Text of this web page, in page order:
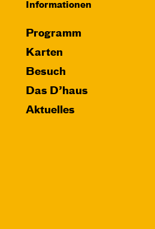
Informationen
Programm
Karten
Besuch
Das D’haus
Aktuelles